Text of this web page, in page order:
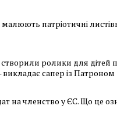
малюють патріотичні
ролики для дітей
викладає сапер із Патроном
на членство у ЄС. Що це